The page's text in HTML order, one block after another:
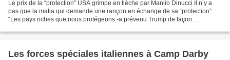
Le prix de la “protection” USA grimpe en flèche par Manlio Dinucci Il n’y a
pas que la mafia qui demande une rançon en échange de sa “protection”.
“Les pays riches que nous protégeons -a prévenu Trump de façon
Les forces spéciales italiennes à Camp Darby